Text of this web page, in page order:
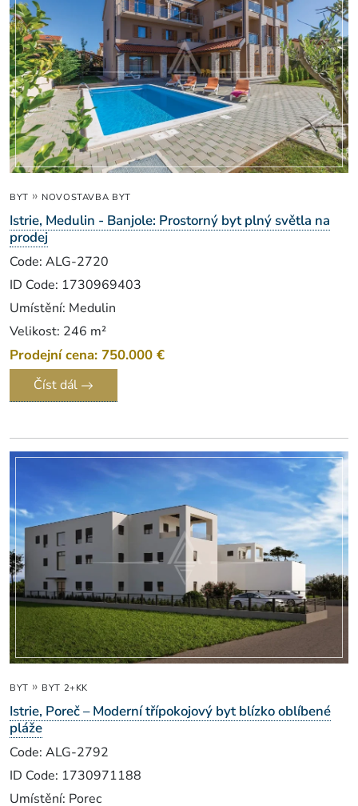
BYT » NOVOSTAVBA BYT
Istrie, Medulin - Banjole: Prostorný byt plný světla na
prodej
Code: ALG-2720
ID Code: 1730969403
Umístění: Medulin
Velikost: 246 m²
Prodejní cena: 750.000 €
Číst dál
BYT » BYT 2+KK
Istrie, Poreč – Moderní třípokojový byt blízko oblíbené
pláže
Code: ALG-2792
ID Code: 1730971188
Umístění: Porec